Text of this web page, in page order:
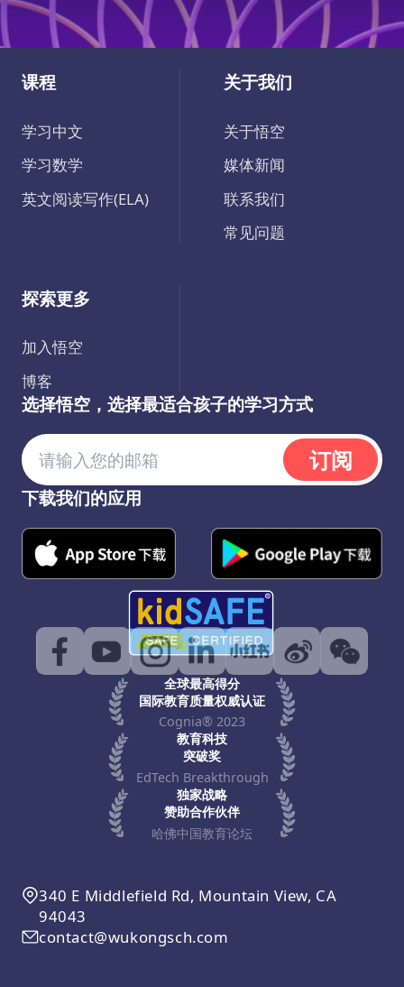
课程
学习中文
学习数学
英文阅读写作(ELA)
关于我们
关于悟空
媒体新闻
联系我们
常见问题
探索更多
加入悟空
博客
选择悟空，选择最适合孩子的学习方式
订阅
下载我们的应用
全球最高得分
国际教育质量权威认证
Cognia® 2023
教育科技
突破奖
EdTech Breakthrough
独家战略
赞助合作伙伴
哈佛中国教育论坛
340 E Middlefield Rd, Mountain View, CA
94043
contact@wukongsch.com